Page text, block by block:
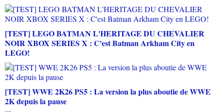
[TEST] LEGO BATMAN L'HERITAGE DU CHEVALIER
NOIR XBOX SERIES X : C'est Batman Arkham City en
LEGO!
[TEST] WWE 2K26 PS5 : La version la plus aboutie de WWE
2K depuis la pause